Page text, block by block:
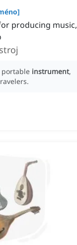
]
producing music,
portable instrument,